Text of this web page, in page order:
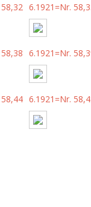
6.1921=Nr.
6.1921=Nr.
6.1921=Nr.